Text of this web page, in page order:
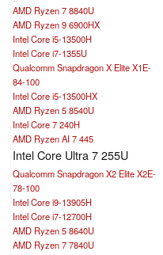
AMD Ryzen 7 8840U
AMD Ryzen 9 6900HX
Intel Core i5-13500H
Intel Core i7-1355U
Qualcomm Snapdragon X Elite X1E-
84-100
Intel Core i5-13500HX
AMD Ryzen 5 8540U
Intel Core 7 240H
AMD Ryzen AI 7 445
Intel Core Ultra 7 255U
Qualcomm Snapdragon X2 Elite X2E-
78-100
Intel Core i9-13905H
Intel Core i7-12700H
AMD Ryzen 5 8640U
AMD Ryzen 7 7840U